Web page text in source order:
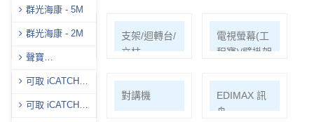
群光海康 - 5M
群光海康 - 2M
聲寶
可取 iCATCH -
可取 iCATCH -
耗材/手工具/
接頭/漏電盒
支架/迴轉台/
立柱
電視螢幕(工
程寶)/壁掛架
對講機
EDIMAX 訊
舟